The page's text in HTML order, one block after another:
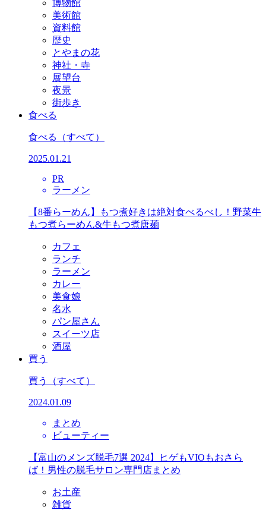
博物館
美術館
資料館
歴史
とやまの花
神社・寺
展望台
夜景
街歩き
食べる
食べる （すべて）
2025.01.21
PR
ラーメン
【8番らーめん】もつ煮好きは絶対食べるべし！野菜牛
もつ煮らーめん&牛もつ煮唐麺
カフェ
ランチ
ラーメン
カレー
美食娘
名水
パン屋さん
スイーツ店
酒屋
買う
買う （すべて）
2024.01.09
まとめ
ビューティー
【富山のメンズ脱毛7選 2024】ヒゲもVIOもおさら
ば！男性の脱毛サロン専門店まとめ
お土産
雑貨